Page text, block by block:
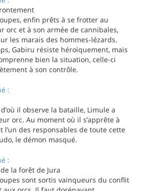
enfin prêts à se frotter au
orc et à son armée de cannibales,
les marais des hommes-lézards.
Gabiru résiste héroïquement, mais
bien la situation, celle-ci
à son contrôle.
il observe la bataille, Limule a
orc. Au moment où il s’apprête à
l’un des responsables de toute cette
le démon masqué.
la forêt de Jura
sont sortis vainqueurs du conflit